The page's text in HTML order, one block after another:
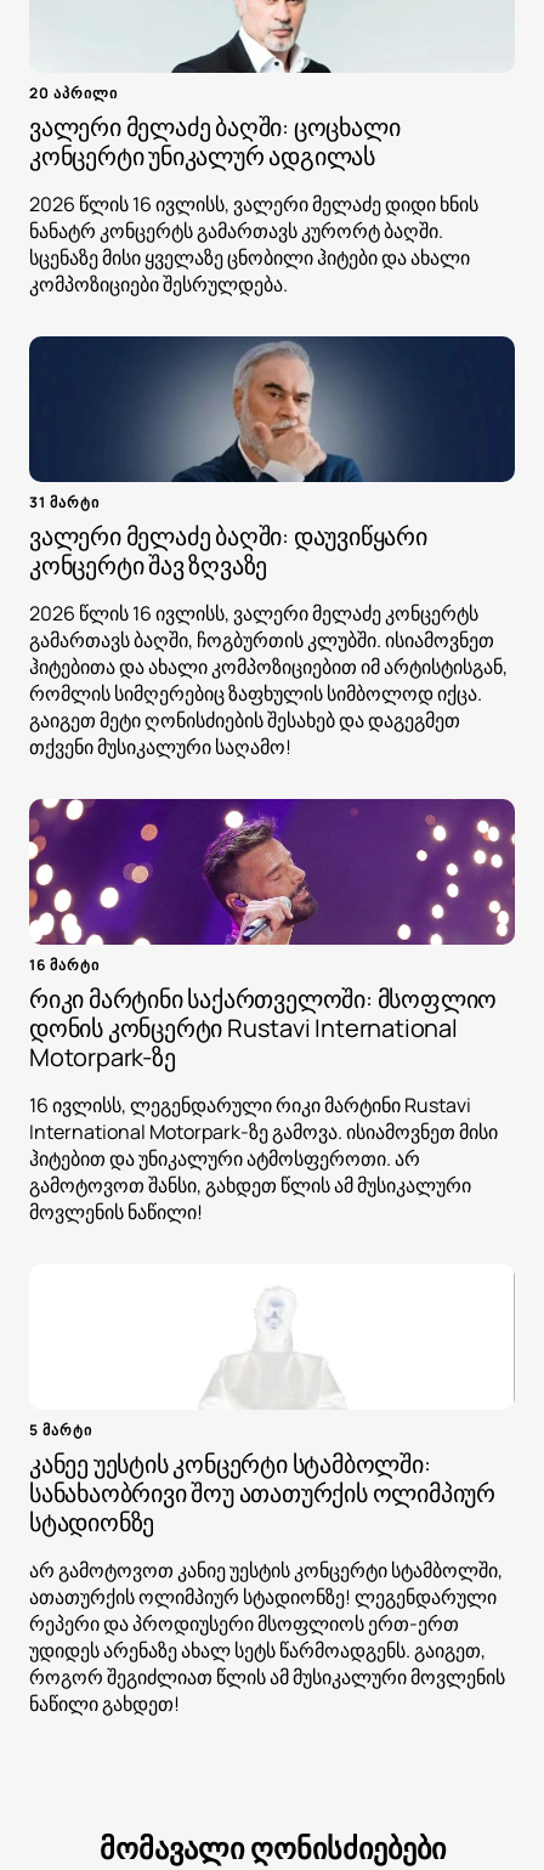
20 აპრილი
ვალერი მელაძე ბაღში: ცოცხალი
კონცერტი უნიკალურ ადგილას
2026 წლის 16 ივლისს, ვალერი მელაძე დიდი ხნის
ნანატრ კონცერტს გამართავს კურორტ ბაღში.
სცენაზე მისი ყველაზე ცნობილი ჰიტები და ახალი
კომპოზიციები შესრულდება.
31 მარტი
ვალერი მელაძე ბაღში: დაუვიწყარი
კონცერტი შავ ზღვაზე
2026 წლის 16 ივლისს, ვალერი მელაძე კონცერტს
გამართავს ბაღში, ჩოგბურთის კლუბში. ისიამოვნეთ
ჰიტებითა და ახალი კომპოზიციებით იმ არტისტისგან,
რომლის სიმღერებიც ზაფხულის სიმბოლოდ იქცა.
გაიგეთ მეტი ღონისძიების შესახებ და დაგეგმეთ
თქვენი მუსიკალური საღამო!
16 მარტი
რიკი მარტინი საქართველოში: მსოფლიო
დონის კონცერტი Rustavi International
Motorpark-ზე
16 ივლისს, ლეგენდარული რიკი მარტინი Rustavi
International Motorpark-ზე გამოვა. ისიამოვნეთ მისი
ჰიტებით და უნიკალური ატმოსფეროთი. არ
გამოტოვოთ შანსი, გახდეთ წლის ამ მუსიკალური
მოვლენის ნაწილი!
5 მარტი
კანეე უესტის კონცერტი სტამბოლში:
სანახაობრივი შოუ ათათურქის ოლიმპიურ
სტადიონზე
არ გამოტოვოთ კანიე უესტის კონცერტი სტამბოლში,
ათათურქის ოლიმპიურ სტადიონზე! ლეგენდარული
რეპერი და პროდიუსერი მსოფლიოს ერთ-ერთ
უდიდეს არენაზე ახალ სეტს წარმოადგენს. გაიგეთ,
როგორ შეგიძლიათ წლის ამ მუსიკალური მოვლენის
ნაწილი გახდეთ!
მომავალი ღონისძიებები